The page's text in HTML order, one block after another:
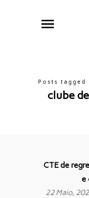
Posts tagged
clube
CTE de
e
22 Maio,